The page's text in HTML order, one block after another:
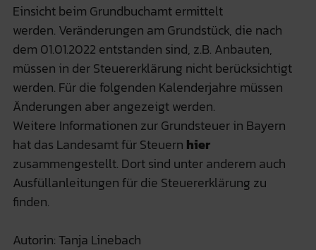
Einsicht beim Grundbuchamt ermittelt
werden. Veränderungen am Grundstück, die nach
dem 01.01.2022 entstanden sind, z.B. Anbauten,
müssen in der Steuererklärung nicht berücksichtigt
werden. Für die folgenden Kalenderjahre müssen
Änderungen aber angezeigt werden.
Weitere Informationen zur Grundsteuer in Bayern
hat das Landesamt für Steuern hier
zusammengestellt. Dort sind unter anderem auch
Ausfüllanleitungen für die Steuererklärung zu
finden.
Autorin: Tanja Linebach